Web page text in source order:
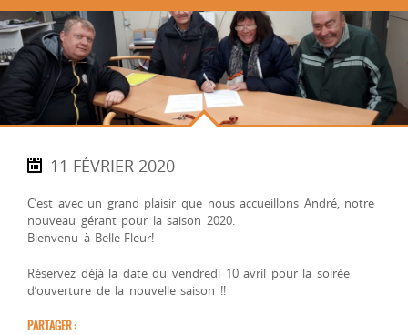
11 FÉVRIER 2020
C’est avec un grand plaisir que nous accueillons André, notre
nouveau gérant pour la saison 2020.
Bienvenu à Belle-Fleur!
Réservez déjà la date du vendredi 10 avril pour la soirée
d’ouverture de la nouvelle saison !!
PARTAGER :